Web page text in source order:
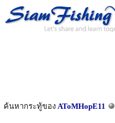
ค้นหากระทู้ของ AToMHopE11